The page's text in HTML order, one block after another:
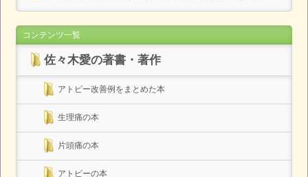
コンテンツ一覧
佐々木愛の著書・著作
アトピー改善例をまとめた本
生理痛の本
片頭痛の本
アトピーの本